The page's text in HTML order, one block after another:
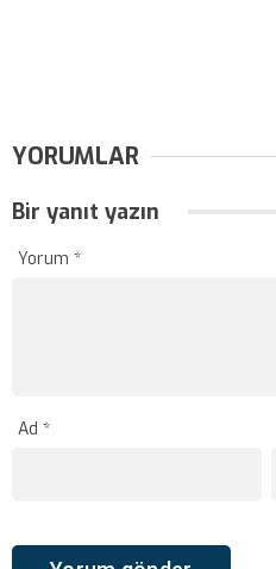
YORUMLAR
Bir yanıt yazın
Yorum *
Ad *